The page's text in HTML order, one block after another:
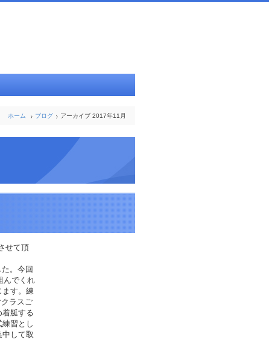
ホーム ブログ アーカイブ 2017年11月
せて頂
。今回
んでくれ
ます。練
ラスご
着艇する
習とし
して取